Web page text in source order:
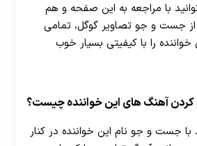
با مراجعه به این صفحه و هم
از جست و جو تصاویر گوگل، تمامی
را با کیفیتی بسیار خوب
کردن آهنگ های این خواننده چیست؟
با جست و جو نام این خواننده در کنار